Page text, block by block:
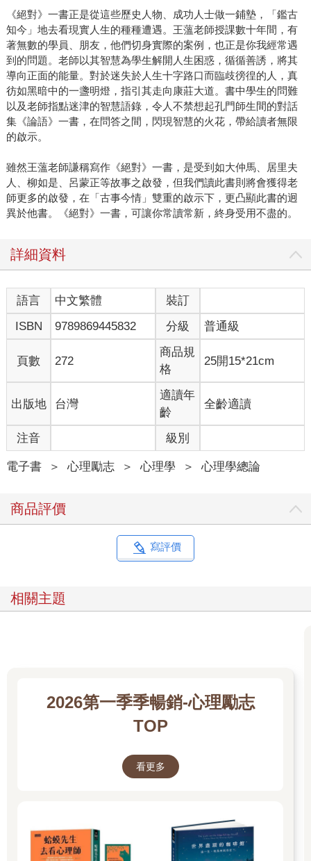
《絕對》一書正是從這些歷史人物、成功人士做一鋪墊，「鑑古
知今」地去看現實人生的種種遭遇。王薀老師授課數十年間，有
著無數的學員、朋友，他們切身實際的案例，也正是你我經常遇
到的問題。老師以其智慧為學生解開人生困惑，循循善誘，將其
導向正面的能量。對於迷失於人生十字路口而臨歧徬徨的人，真
彷如黑暗中的一盞明燈，指引其走向康莊大道。書中學生的問難
以及老師指點迷津的智慧語錄，令人不禁想起孔門師生間的對話
集《論語》一書，在問答之間，閃現智慧的火花，帶給讀者無限
的啟示。
雖然王薀老師謙稱寫作《絕對》一書，是受到如大仲馬、居里夫
人、柳如是、呂蒙正等故事之啟發，但我們讀此書則將會獲得老
師更多的啟發，在「古事今情」雙重的啟示下，更凸顯此書的迥
異於他書。《絕對》一書，可讓你常讀常新，終身受用不盡的。
詳細資料
語言 中文繁體
裝訂
ISBN
9789869445832 分級 普通級
頁數 272
商品規
格
25開15*21cm
出版地 台灣
適讀年
齡
全齡適讀
注音 級別
電子書 ＞ 心理勵志 ＞ 心理學 ＞ 心理學總論
商品評價
寫評價
相關主題
2026第一季季暢銷-心理勵志
TOP
看更多